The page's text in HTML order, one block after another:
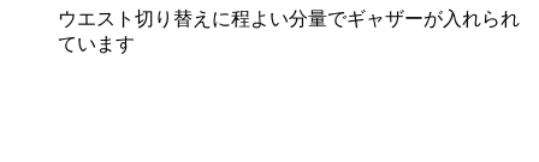
ウエスト切り替えに程よい分量でギャザーが入れられ
ています